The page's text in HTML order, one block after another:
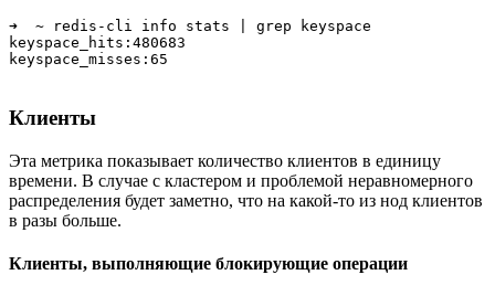
➜  ~ redis-cli info stats | grep keyspace
keyspace_hits:480683
keyspace_misses:65
Клиенты
Эта метрика показывает количество клиентов в единицу
времени. В случае с кластером и проблемой неравномерного
распределения будет заметно, что на какой-то из нод клиентов
в разы больше.
Клиенты, выполняющие блокирующие операции